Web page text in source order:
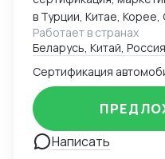
в Турции, Китае,
омологировать
Работает в странах
Беларусь, Китай,
Написать